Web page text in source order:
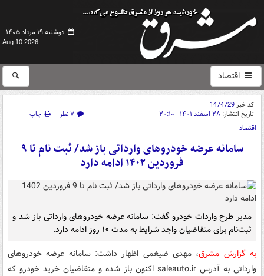
دوشنبه ۱۹ مرداد ۱۴۰۵ -
Aug 10 2026
اقتصاد
کد خبر1474729
تاریخ انتشار: ۲۸ اسفند ۱۴۰۱ - ۲۰:۱۰ ۷ نظر
چاپ
اقتصاد
سامانه عرضه خودروهای وارداتی باز شد/ ثبت نام تا ۹
فروردین ۱۴۰۲ ادامه دارد
مدیر طرح واردات خودرو گفت: سامانه عرضه خودروهای وارداتی باز شد و
ثبت‌نام برای متقاضیان واجد شرایط به مدت ۱۰ روز ادامه دارد.
به گزارش مشرق، مهدی ضیغمی اظهار داشت: سامانه عرضه خودروهای
وارداتی به آدرس saleauto.ir اکنون باز شده و متقاضیان خرید خودرو که